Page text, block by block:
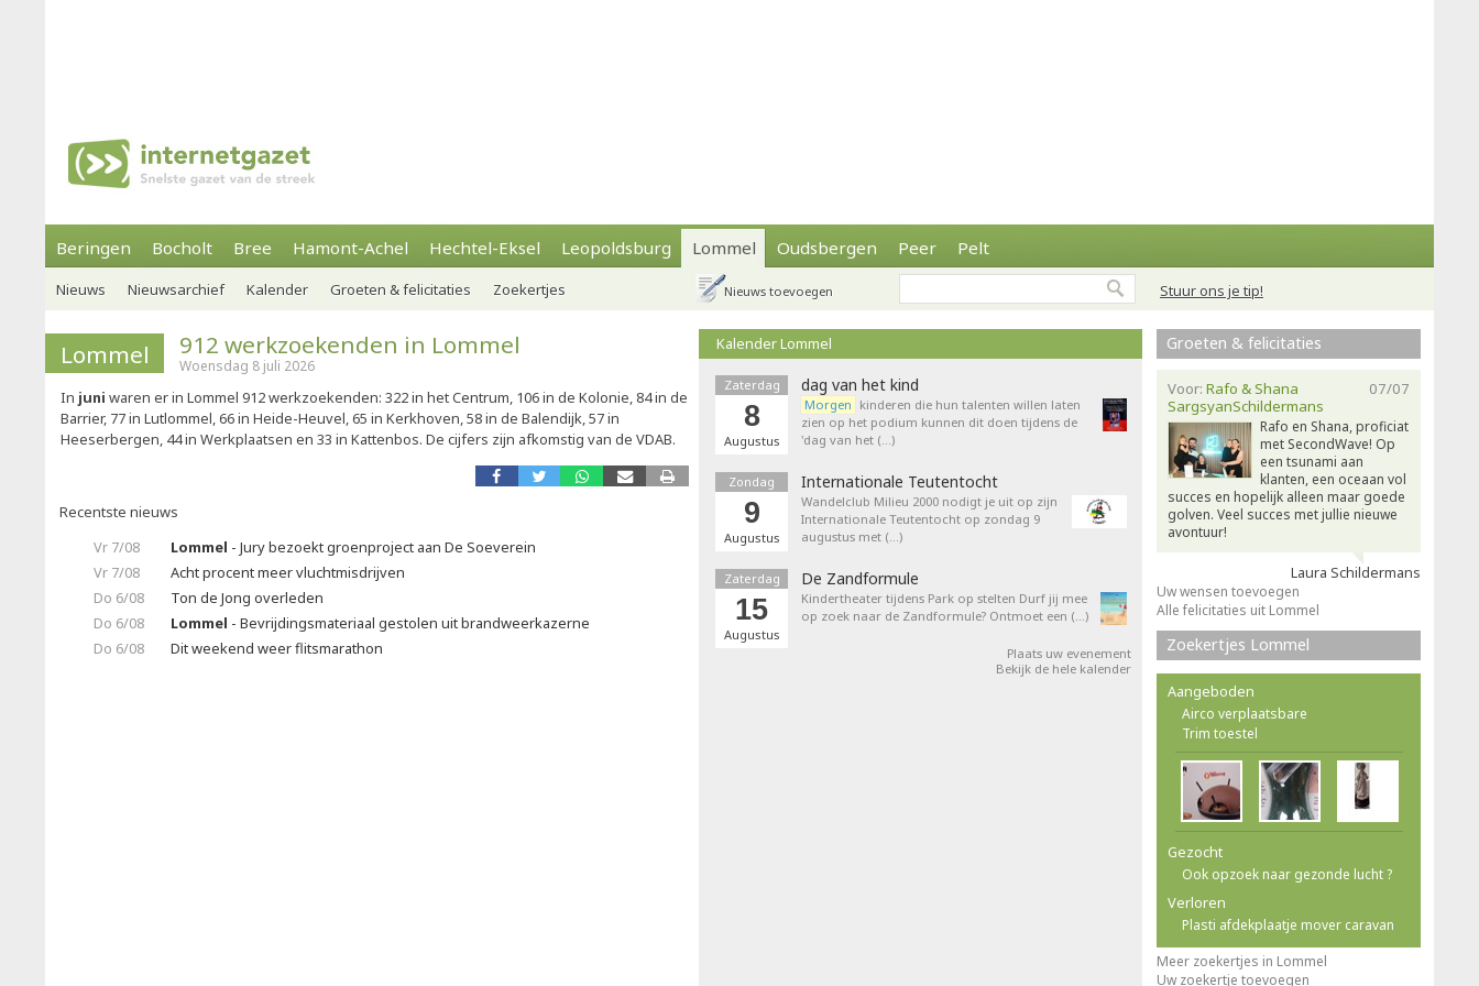
Beringen Bocholt Bree Hamont-Achel Hechtel-Eksel Leopoldsburg Lommel Oudsbergen Peer Pelt
Stuur ons je tip!
Nieuws Nieuwsarchief Kalender Groeten & felicitaties Zoekertjes Nieuws toevoegen
Lommel 912 werkzoekenden in Lommel
Woensdag 8 juli 2026
In juni waren er in Lommel 912 werkzoekenden: 322 in het Centrum, 106 in de Kolonie, 84 in de
Barrier, 77 in Lutlommel, 66 in Heide-Heuvel, 65 in Kerkhoven, 58 in de Balendijk, 57 in
Heeserbergen, 44 in Werkplaatsen en 33 in Kattenbos. De cijfers zijn afkomstig van de VDAB.
Recentste nieuws
Vr 7/08
Lommel - Jury bezoekt groenproject aan De Soeverein
Vr 7/08
Acht procent meer vluchtmisdrijven
Do 6/08
Ton de Jong overleden
Do 6/08
Lommel - Bevrijdingsmateriaal gestolen uit brandweerkazerne
Do 6/08
Dit weekend weer flitsmarathon
Kalender Lommel
Zaterdag
8
Augustus
dag van het kind
Morgen kinderen die hun talenten willen laten
zien op het podium kunnen dit doen tijdens de
'dag van het (…)
Zondag
9
Augustus
Internationale Teutentocht
Wandelclub Milieu 2000 nodigt je uit op zijn
Internationale Teutentocht op zondag 9
augustus met (…)
Zaterdag
15
Augustus
De Zandformule
Kindertheater tijdens Park op stelten Durf jij mee
op zoek naar de Zandformule? Ontmoet een (…)
Plaats uw evenement
Bekijk de hele kalender
Groeten & felicitaties
07/07
Voor: Rafo & Shana
SargsyanSchildermans
Rafo en Shana, proficiat
met SecondWave! Op
een tsunami aan
klanten, een oceaan vol
succes en hopelijk alleen maar goede
golven. Veel succes met jullie nieuwe
avontuur!
Laura Schildermans
Uw wensen toevoegen
Alle felicitaties uit Lommel
Zoekertjes Lommel
Aangeboden
Airco verplaatsbare
Trim toestel
Gezocht
Ook opzoek naar gezonde lucht ?
Verloren
Plasti afdekplaatje mover caravan
Meer zoekertjes in Lommel
Uw zoekertje toevoegen